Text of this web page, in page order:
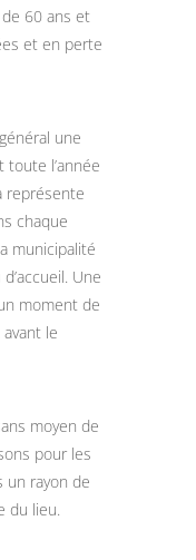
60 ans et
et en perte
une
l’année
représente
chaque
municipalité
Une
moment de
le
moyen de
pour les
un rayon de
du lieu.